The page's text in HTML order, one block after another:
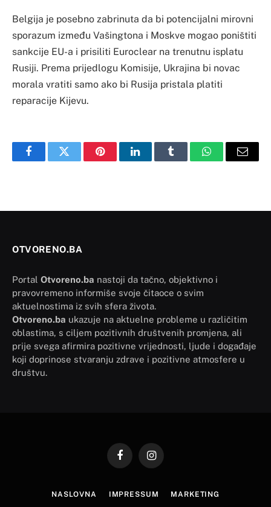
Belgija je posebno zabrinuta da bi potencijalni mirovni
sporazum između Vašingtona i Moskve mogao poništiti
sankcije EU-a i prisiliti Euroclear na trenutnu isplatu
Rusiji. Prema prijedlogu Komisije, Ukrajina bi novac
morala vratiti samo ako bi Rusija pristala platiti
reparacije Kijevu.
FacebookTwitter PinterestLinkedInTumblr WhatsAppEmail
OTVORENO.BA
Portal Otvoreno.ba nastoji da tačno, objektivno i
pravovremeno informiše svoje čitaoce o svim
aktuelnostima iz svih sfera života.
Otvoreno.ba ukazuje na aktuelne probleme u različitim
oblastima, s ciljem pozitivnih društvenih promjena, ali
prije svega afirmira pozitivne vrijednosti, ljude i događaje
koji doprinose stvaranju zdrave i pozitivne atmosfere u
društvu.
FacebookInstagram
NASLOVNA IMPRESSUM MARKETING